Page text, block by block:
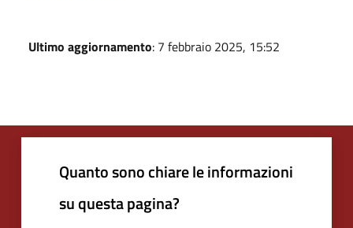
Ultimo aggiornamento: 7 febbraio 2025, 15:52
Quanto sono chiare le informazioni
su questa pagina?